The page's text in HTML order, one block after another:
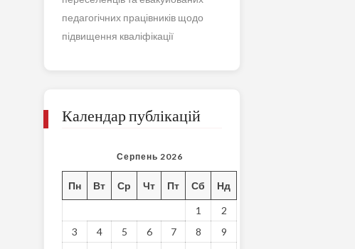
педагогічних працівників щодо
підвищення кваліфікації
Календар публікацій
Серпень 2026
Пн Вт Ср Чт Пт Сб Нд
1
2
3
4 5 6 7 8
9